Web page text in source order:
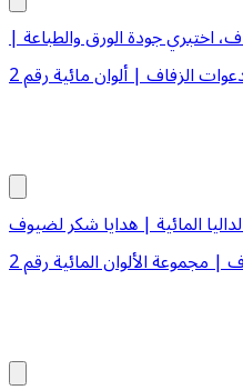
اختبري جودة الورق والطباعة |
الزفاف | ألوان مائية رقم 2
المائية | هدايا شكر لضيوف
| مجموعة الألوان المائية رقم 2